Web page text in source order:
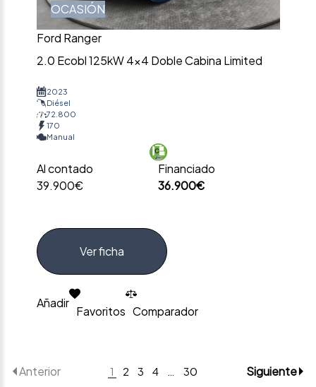
OCASIÓN
Ford Ranger
2.0 Ecobl 125kW 4×4 Doble Cabina Limited
2023
Diésel
72.800
170
Manual
Al contado
39.900€
Financiado
36.900€
Ver ficha
Añadir
Favoritos Comparador
Anterior 1 2 3 4 30 Siguiente